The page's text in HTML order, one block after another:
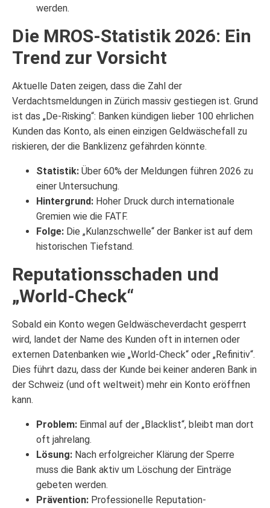
werden.
Die MROS-Statistik 2026: Ein
Trend zur Vorsicht
Aktuelle Daten zeigen, dass die Zahl der
Verdachtsmeldungen in Zürich massiv gestiegen ist. Grund
ist das „De-Risking“: Banken kündigen lieber 100 ehrlichen
Kunden das Konto, als einen einzigen Geldwäschefall zu
riskieren, der die Banklizenz gefährden könnte.
Statistik: Über 60% der Meldungen führen 2026 zu
einer Untersuchung.
Hintergrund: Hoher Druck durch internationale
Gremien wie die FATF.
Folge: Die „Kulanzschwelle“ der Banker ist auf dem
historischen Tiefstand.
Reputationsschaden und
„World-Check“
Sobald ein Konto wegen Geldwäscheverdacht gesperrt
wird, landet der Name des Kunden oft in internen oder
externen Datenbanken wie „World-Check“ oder „Refinitiv“.
Dies führt dazu, dass der Kunde bei keiner anderen Bank in
der Schweiz (und oft weltweit) mehr ein Konto eröffnen
kann.
Problem: Einmal auf der „Blacklist“, bleibt man dort
oft jahrelang.
Lösung: Nach erfolgreicher Klärung der Sperre
muss die Bank aktiv um Löschung der Einträge
gebeten werden.
Prävention: Professionelle Reputation-